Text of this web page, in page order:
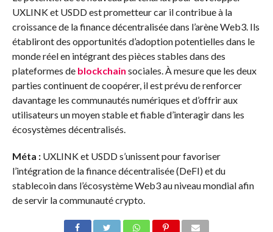
UXLINK et USDD est prometteur car il contribue à la
croissance de la finance décentralisée dans l’arène Web3. Ils
établiront des opportunités d’adoption potentielles dans le
monde réel en intégrant des pièces stables dans des
plateformes de blockchain sociales. À mesure que les deux
parties continuent de coopérer, il est prévu de renforcer
davantage les communautés numériques et d’offrir aux
utilisateurs un moyen stable et fiable d’interagir dans les
écosystèmes décentralisés.
Méta :UXLINK et USDD s’unissent pour favoriser
l’intégration de la finance décentralisée (DeFI) et du
stablecoin dans l’écosystème Web3 au niveau mondial afin
de servir la communauté crypto.